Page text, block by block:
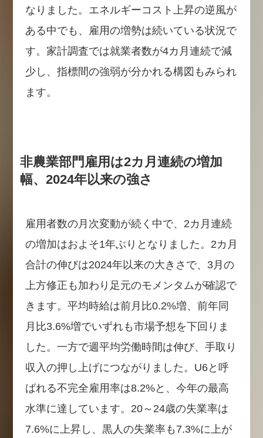
なりました。エネルギーコスト上昇の逆風が
ある中でも、雇用の増勢は続いている状況で
す。家計調査では就業者数が4カ月連続で減
少し、指標間の強弱が分かれる構図もみられ
ます。
非農業部門雇用は2カ月連続の増加
幅、2024年以来の強さ
雇用者数の月次変動が続く中で、2カ月連続
の増加はおよそ1年ぶりとなりました。2カ月
合計の伸びは2024年以来の大きさで、3月の
上方修正も加わり足元のモメンタムが確認で
きます。平均時給は前月比0.2%増、前年同
月比3.6%増でいずれも市場予想を下回りま
した。一方で週平均労働時間は伸び、手取り
収入の押し上げにつながりました。U6と呼
ばれる不完全雇用率は8.2%と、今年の最高
水準に達しています。20～24歳の失業率は
7.6%に上昇し、黒人の失業率も7.3%に上が